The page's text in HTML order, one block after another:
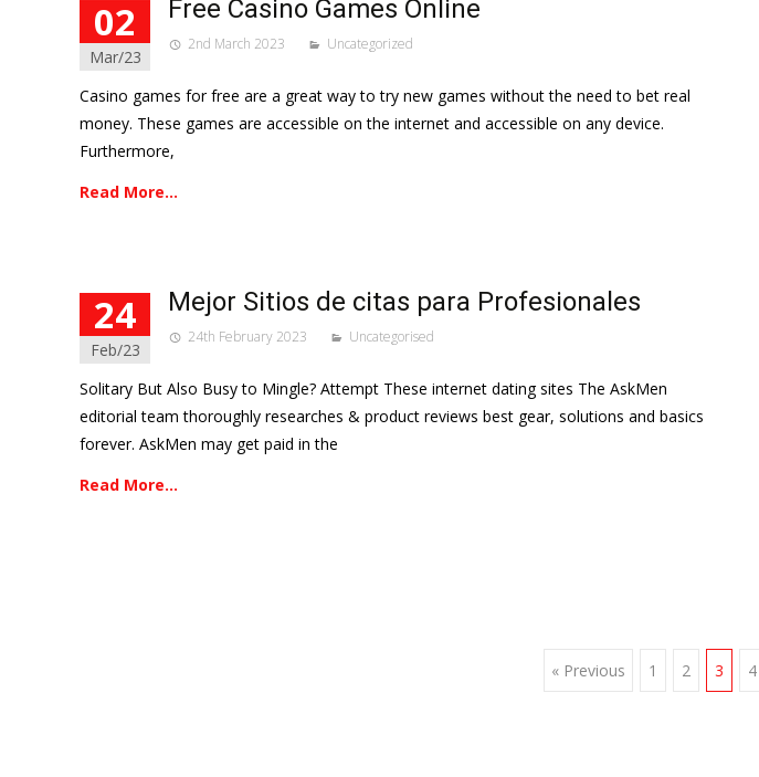
02
Mar/23
Free Casino Games Online
2nd March 2023 Uncategorized
Casino games for free are a great way to try new games without the need to bet real
money. These games are accessible on the internet and accessible on any device.
Furthermore,
Read More…
24
Feb/23
Mejor Sitios de citas para Profesionales
24th February 2023 Uncategorised
Solitary But Also Busy to Mingle? Attempt These internet dating sites The AskMen
editorial team thoroughly researches & product reviews best gear, solutions and basics
forever. AskMen may get paid in the
Read More…
« Previous 1 2 3 4